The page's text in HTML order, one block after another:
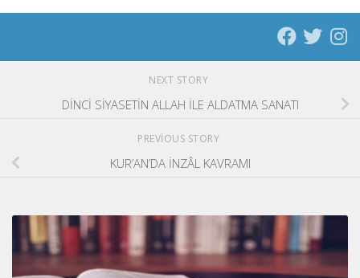
NEXT STORY
DİNCİ SİYASETİN ALLAH İLE ALDATMA SANATI
PREVIOUS STORY
KUR’AN’DA İNZÂL KAVRAMI